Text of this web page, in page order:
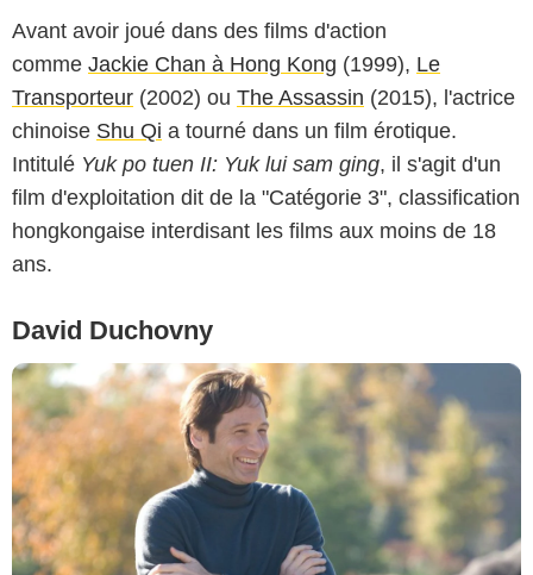
Avant avoir joué dans des films d'action
comme Jackie Chan à Hong Kong (1999), Le
Transporteur (2002) ou The Assassin (2015), l'actrice
chinoise Shu Qi a tourné dans un film érotique.
Intitulé Yuk po tuen II: Yuk lui sam ging, il s'agit d'un
film d'exploitation dit de la "Catégorie 3", classification
hongkongaise interdisant les films aux moins de 18
ans.
David Duchovny